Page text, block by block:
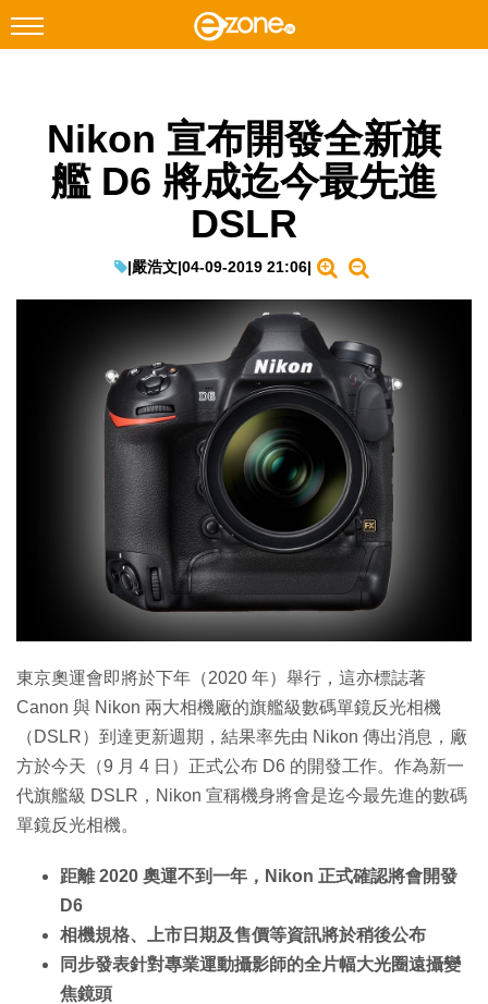
Facebook Instagram
科技焦點
教學評測
生成式AI與雲端應用
Enterprise Digital Transformation
Nikon 宣布開發全新旗
艦 D6 將成迄今最先進
DSLR
|嚴浩文|04-09-2019 21:06|
東京奧運會即將於下年（2020 年）舉行，這亦標誌著
Canon 與 Nikon 兩大相機廠的旗艦級數碼單鏡反光相機
（DSLR）到達更新週期，結果率先由 Nikon 傳出消息，廠
方於今天（9 月 4 日）正式公布 D6 的開發工作。作為新一
代旗艦級 DSLR，Nikon 宣稱機身將會是迄今最先進的數碼
單鏡反光相機。
距離 2020 奧運不到一年，Nikon 正式確認將會開發
D6
相機規格、上市日期及售價等資訊將於稍後公布
同步發表針對專業運動攝影師的全片幅大光圈遠攝變
焦鏡頭